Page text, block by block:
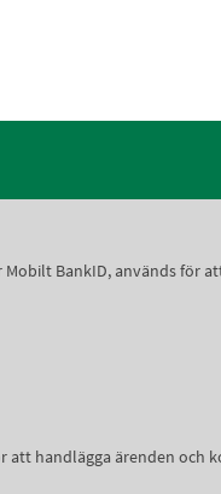
BankID, används för
handlägga ärenden och